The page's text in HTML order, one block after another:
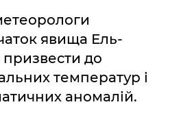
явища Ель-
до
температур і
аномалій.